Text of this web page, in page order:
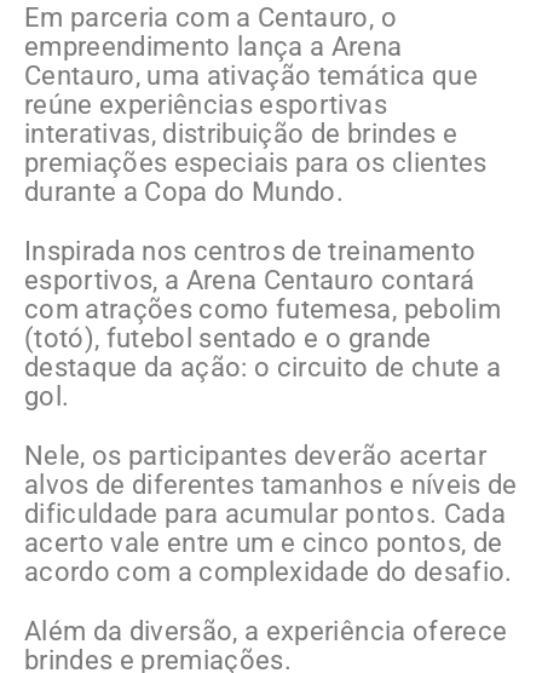
Em parceria com a Centauro, o
empreendimento lança a Arena
Centauro, uma ativação temática que
reúne experiências esportivas
interativas, distribuição de brindes e
premiações especiais para os clientes
durante a Copa do Mundo.
Inspirada nos centros de treinamento
esportivos, a Arena Centauro contará
com atrações como futemesa, pebolim
(totó), futebol sentado e o grande
destaque da ação: o circuito de chute a
gol.
Nele, os participantes deverão acertar
alvos de diferentes tamanhos e níveis de
dificuldade para acumular pontos. Cada
acerto vale entre um e cinco pontos, de
acordo com a complexidade do desafio.
Além da diversão, a experiência oferece
brindes e premiações.